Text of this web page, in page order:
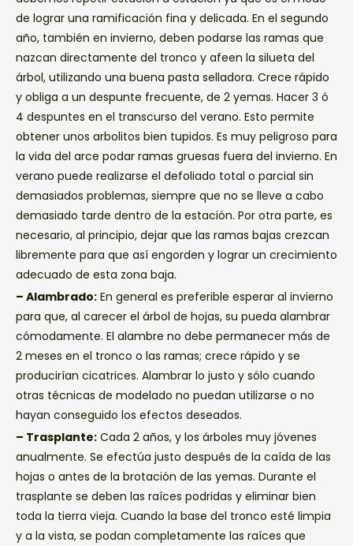
de lograr una ramificación fina y delicada. En el segundo
año, también en invierno, deben podarse las ramas que
nazcan directamente del tronco y afeen la silueta del
árbol, utilizando una buena pasta selladora. Crece rápido
y obliga a un despunte frecuente, de 2 yemas. Hacer 3 ó
4 despuntes en el transcurso del verano. Esto permite
obtener unos arbolitos bien tupidos. Es muy peligroso para
la vida del arce podar ramas gruesas fuera del invierno. En
verano puede realizarse el defoliado total o parcial sin
demasiados problemas, siempre que no se lleve a cabo
demasiado tarde dentro de la estación. Por otra parte, es
necesario, al principio, dejar que las ramas bajas crezcan
libremente para que así engorden y lograr un crecimiento
adecuado de esta zona baja.
– Alambrado: En general es preferible esperar al invierno
para que, al carecer el árbol de hojas, su pueda alambrar
cómodamente. El alambre no debe permanecer más de
2 meses en el tronco o las ramas; crece rápido y se
producirían cicatrices. Alambrar lo justo y sólo cuando
otras técnicas de modelado no puedan utilizarse o no
hayan conseguido los efectos deseados.
– Trasplante: Cada 2 años, y los árboles muy jóvenes
anualmente. Se efectúa justo después de la caída de las
hojas o antes de la brotación de las yemas. Durante el
trasplante se deben las raíces podridas y eliminar bien
toda la tierra vieja. Cuando la base del tronco esté limpia
y a la vista, se podan completamente las raíces que